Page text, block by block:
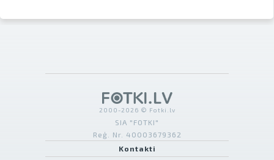
2000-2026 © Fotki.lv
SIA "FOTKI"
Reģ. Nr. 40003679362
Kontakti